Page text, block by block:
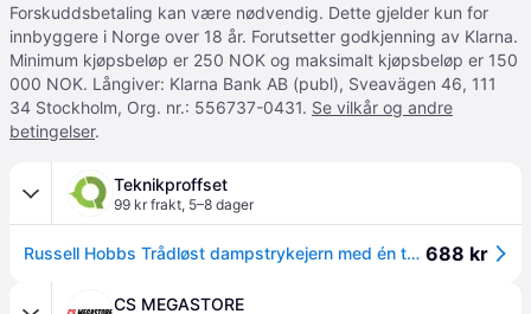
Forskuddsbetaling kan være nødvendig. Dette gjelder kun for
innbyggere i Norge over 18 år. Forutsetter godkjenning av Klarna.
Minimum kjøpsbeløp er 250 NOK og maksimalt kjøpsbeløp er 150
000 NOK. Långiver: Klarna Bank AB (publ), Sveavägen 46, 111
34 Stockholm, Org. nr.: 556737-0431. Se vilkår og andre
betingelser.
Teknikproffset
99 kr frakt, 5–8 dager
Russell Hobbs Trådløst dampstrykejern med én temperatur 688 kr
CS MEGASTORE